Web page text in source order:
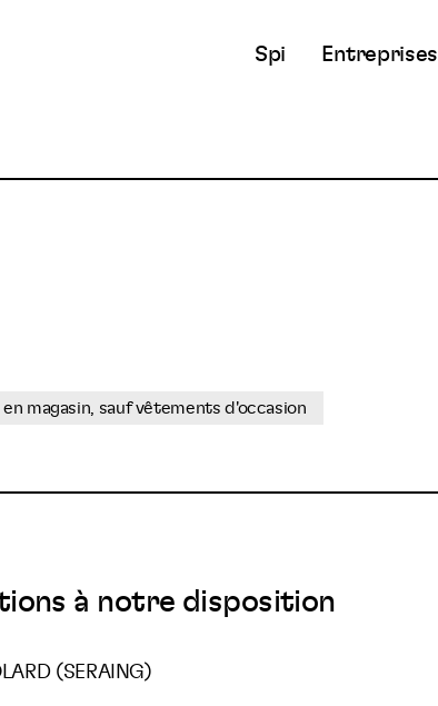
Spi Entreprises
magasin, sauf vêtements d'occasion
à notre disposition
(SERAING)